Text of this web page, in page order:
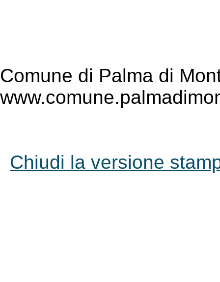
Comune di Palma di
Chiudi la versione